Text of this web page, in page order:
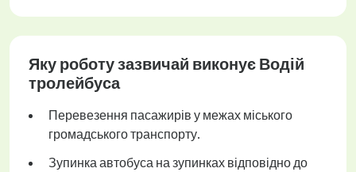
Яку роботу зазвичай виконує Водій
тролейбуса
Перевезення пасажирів у межах міського
громадського транспорту.
Зупинка автобуса на зупинках відповідно до